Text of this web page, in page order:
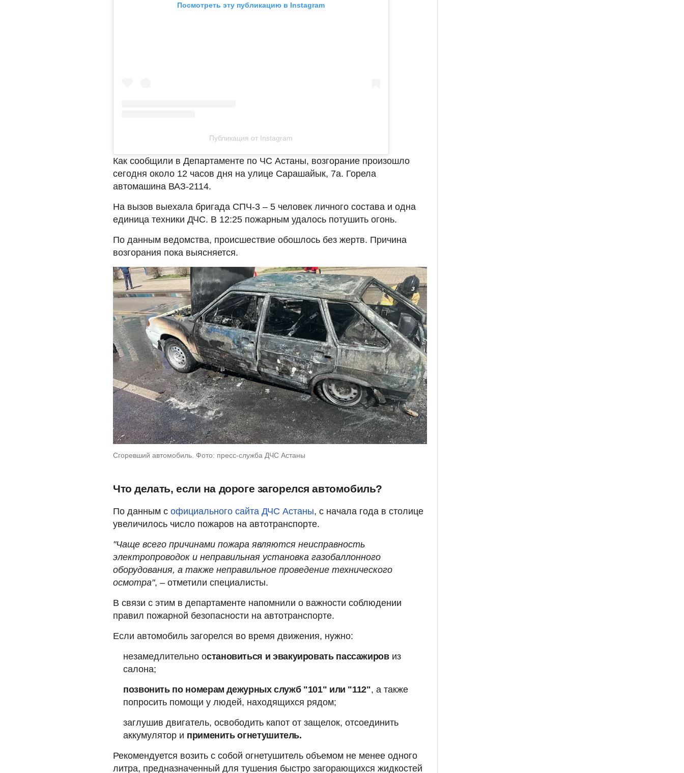
Посмотреть эту публикацию в Instagram
Публикация от Instagram
Как сообщили в Департаменте по ЧС Астаны, возгорание произошло
сегодня около 12 часов дня на улице Сарашайык, 7а. Горела
автомашина ВАЗ-2114.
На вызов выехала бригада СПЧ-3 – 5 человек личного состава и одна
единица техники ДЧС. В 12:25 пожарным удалось потушить огонь.
По данным ведомства, происшествие обошлось без жертв. Причина
возгорания пока выясняется.
Сгоревший автомобиль. Фото: пресс-служба ДЧС Астаны
Что делать, если на дороге загорелся автомобиль?
По данным с официального сайта ДЧС Астаны, с начала года в столице
увеличилось число пожаров на автотранспорте.
"Чаще всего причинами пожара являются неисправность
электропроводок и неправильная установка газобаллонного
оборудования, а также неправильное проведение технического
осмотра", – отметили специалисты.
В связи с этим в департаменте напомнили о важности соблюдении
правил пожарной безопасности на автотранспорте.
Если автомобиль загорелся во время движения, нужно:
незамедлительно остановиться и эвакуировать пассажировиз
салона;
позвонить по номерам дежурных служб "101" или "112", а также
попросить помощи у людей, находящихся рядом;
заглушив двигатель, освободить капот от защелок, отсоединить
аккумулятор и применить огнетушитель.
Рекомендуется возить с собой огнетушитель объемом не менее одного
литра, предназначенный для тушения быстро загорающихся жидкостей